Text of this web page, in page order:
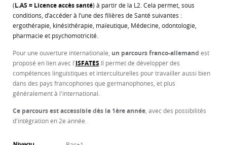
(L.AS = Licence accès santé) à partir de la L2. Cela permet, sous
conditions, d’accéder à l’une des filières de Santé suivantes :
ergothérapie, kinésithérapie, maïeutique, Médecine, odontologie,
pharmacie et psychomotricité.
Pour une ouverture internationale, un parcours franco-allemand est
proposé en lien avec l'ISFATES.Il permet de développer des
compétences linguistiques et interculturelles pour travailler aussi bien
dans des pays francophones que germanophones, et plus
généralement à l'international.
Ce parcours est accessible dès la 1ère année, avec des possibilités
d'intégration en 2e année.